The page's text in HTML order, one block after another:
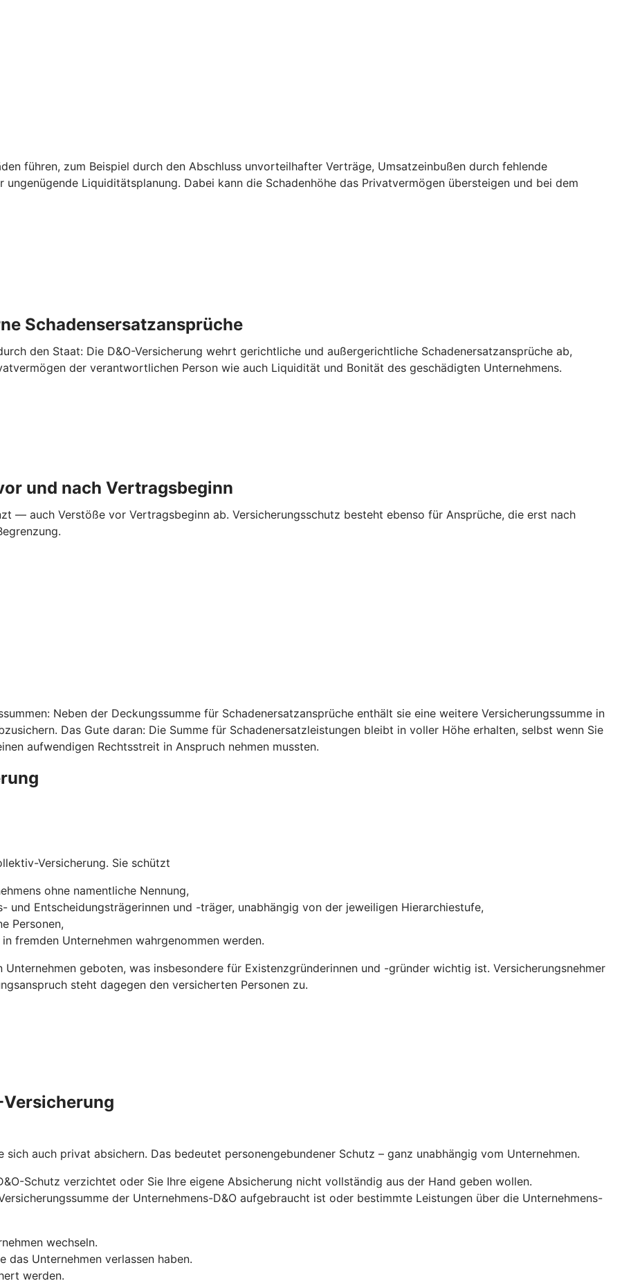
führen, zum Beispiel durch den Abschluss unvorteilhafter Verträge, Umsatzeinbußen durch fehlende
Liquiditätsplanung. Dabei kann die Schadenhöhe das Privatvermögen übersteigen und bei dem
­Schadensersatzansprüche
den Staat: Die D&O-Versicherung wehrt gerichtliche und außergerichtliche Schadenersatzansprüche ab,
der verantwortlichen Person wie auch Liquidität und Bonität des geschädigten Unternehmens.
und nach ­Vertragsbeginn
— auch Verstöße vor Vertragsbeginn ab. Versicherungsschutz besteht ebenso für Ansprüche, die erst nach
Neben der Deckungssumme für Schadenersatzansprüche enthält sie eine weitere Versicherungssumme in
Das Gute daran: Die Summe für Schadenersatzleistungen bleibt in voller Höhe erhalten, selbst wenn Sie
aufwendigen Rechtsstreit in Anspruch nehmen mussten.
Versicherung. Sie schützt
ohne namentliche Nennung,
Entscheidungsträgerinnen und -träger, unabhängig von der jeweiligen Hierarchiestufe,
Personen,
fremden Unternehmen wahrgenommen werden.
geboten, was insbesondere für Existenzgründerinnen und -gründer wichtig ist. Versicherungsnehmer
steht dagegen den versicherten Personen zu.
auch privat absichern. Das bedeutet personengebundener Schutz – ganz unabhängig vom Unternehmen.
Schutz verzichtet oder Sie Ihre eigene Absicherung nicht vollständig aus der Hand geben wollen.
der Unternehmens-D&O aufgebraucht ist oder bestimmte Leistungen über die Unternehmens-
wechseln.
das Unternehmen verlassen haben.
werden.